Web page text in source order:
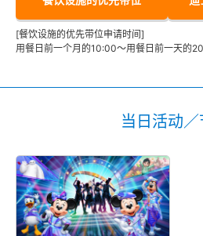
[餐饮设施的优先带位申请时间]
用餐日前一个月的10:00～用餐日前一天的
当日活动／